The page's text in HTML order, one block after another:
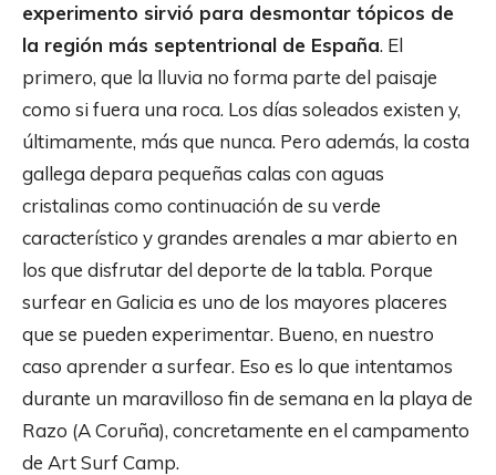
experimento sirvió para desmontar tópicos de
la región más septentrional de España. El
primero, que la lluvia no forma parte del paisaje
como si fuera una roca. Los días soleados existen y,
últimamente, más que nunca. Pero además, la costa
gallega depara pequeñas calas con aguas
cristalinas como continuación de su verde
característico y grandes arenales a mar abierto en
los que disfrutar del deporte de la tabla. Porque
surfear en Galicia es uno de los mayores placeres
que se pueden experimentar. Bueno, en nuestro
caso aprender a surfear. Eso es lo que intentamos
durante un maravilloso fin de semana en la playa de
Razo (A Coruña), concretamente en el campamento
de Art Surf Camp.